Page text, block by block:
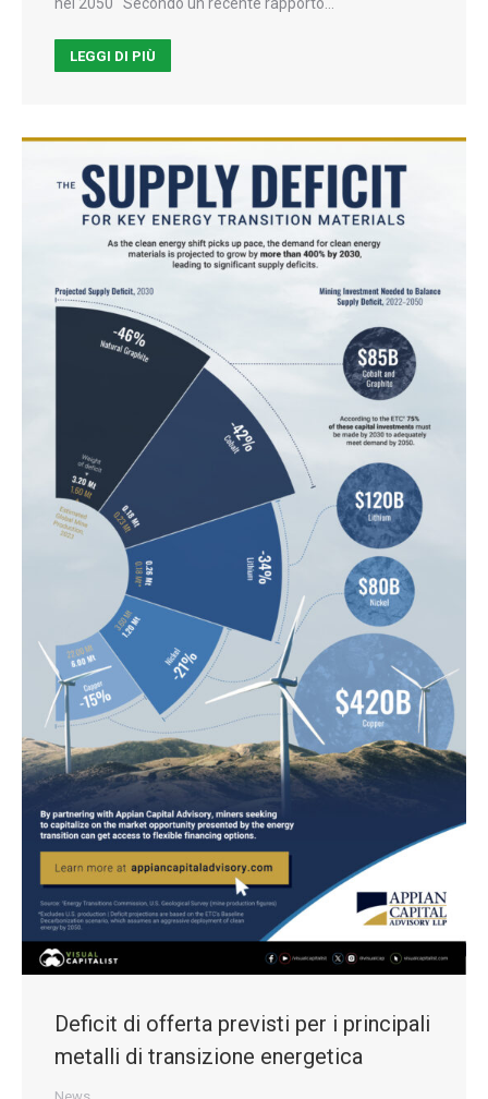
LEGGI DI PIÙ
Deficit di offerta previsti per i principali
metalli di transizione energetica